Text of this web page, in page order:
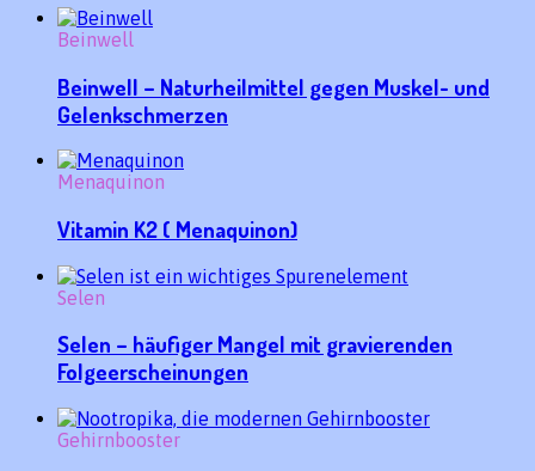
Beinwell
Beinwell – Naturheilmittel gegen Muskel- und
Gelenkschmerzen
Menaquinon
Vitamin K2 ( Menaquinon)
Selen
Selen – häufiger Mangel mit gravierenden
Folgeerscheinungen
Gehirnbooster